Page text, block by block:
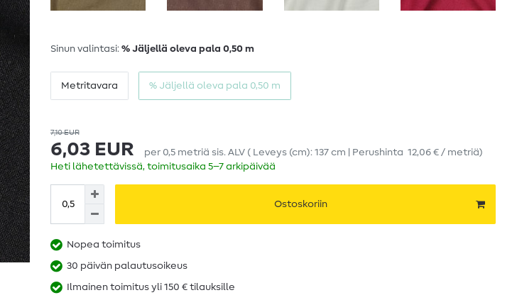
Sinun valintasi: % Jäljellä oleva pala 0,50 m
Metritavara % Jäljellä oleva pala 0,50 m
7,10 EUR
6,03 EUR per 0,5 metriä sis. ALV ( Leveys (cm): 137 cm | Perushinta 12,06 € / metriä)
Heti lähetettävissä, toimitusaika 5–7 arkipäivää
Ostoskoriin
Nopea toimitus
30 päivän palautusoikeus
Ilmainen toimitus yli 150 € tilauksille